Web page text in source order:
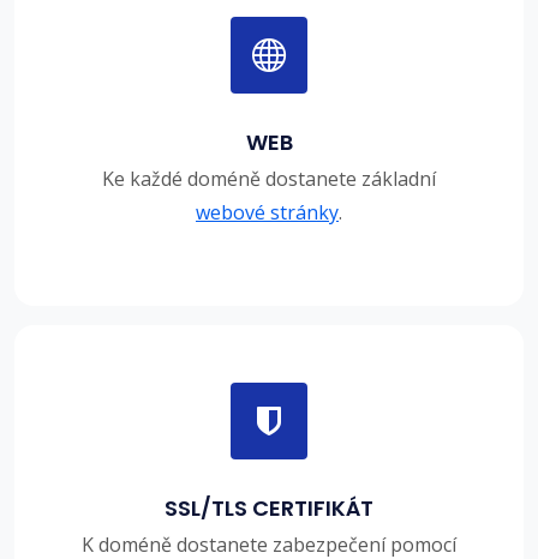
WEB
Ke každé doméně dostanete základní
webové stránky.
SSL/TLS CERTIFIKÁT
K doméně dostanete zabezpečení pomocí